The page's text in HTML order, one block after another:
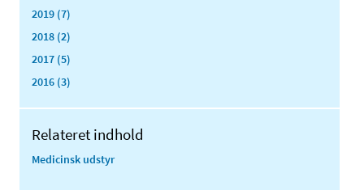
2019 (7)
2018 (2)
2017 (5)
2016 (3)
Relateret indhold
Medicinsk udstyr